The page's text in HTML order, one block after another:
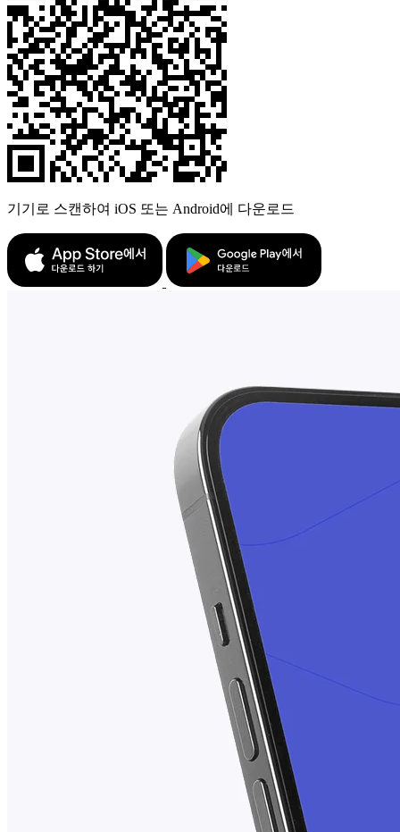
기기로 스캔하여 iOS 또는 Android에 다운로드